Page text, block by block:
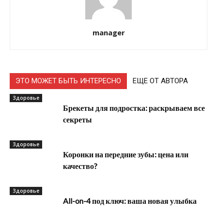
manager
ЭТО МОЖЕТ БЫТЬ ИНТЕРЕСНО ЕЩЕ ОТ АВТОРА
Здоровье
Брекеты для подростка: раскрываем все
секреты
Здоровье
Коронки на передние зубы: цена или
качество?
Здоровье
All-on-4 под ключ: ваша новая улыбка